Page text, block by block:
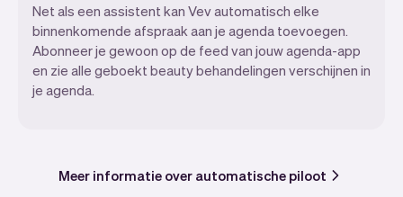
Net als een assistent kan Vev automatisch elke
binnenkomende afspraak aan je agenda toevoegen.
Abonneer je gewoon op de feed van jouw agenda-app
en zie alle geboekt beauty behandelingen verschijnen in
je agenda.
Meer informatie over automatische piloot